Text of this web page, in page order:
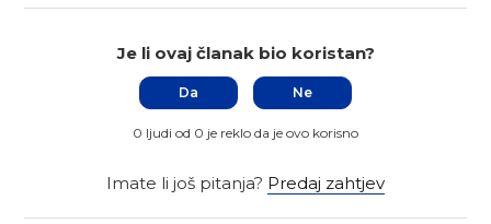
Je li ovaj članak bio koristan?
Da Ne
0 ljudi od 0 je reklo da je ovo korisno
Imate li još pitanja? Predaj zahtjev